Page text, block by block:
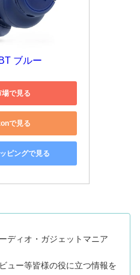
ブルー
で見る
で見る
ピングで見る
ディオ・ガジェットマニア
ュー等皆様の役に立つ情報を